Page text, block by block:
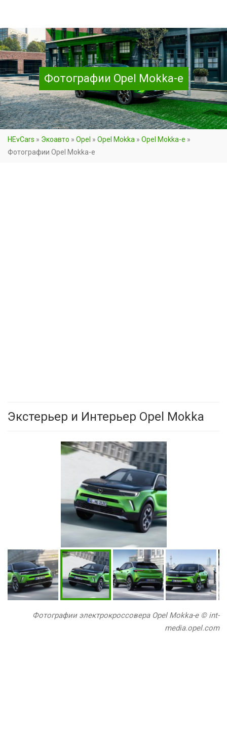
Фотографии Opel Mokka-e
HEvCars » Экоавто » Opel » Opel Mokka » Opel Mokka-e »
Фотографии Opel Mokka-e
Экстерьер и Интерьер Opel Mokka
Фотографии электрокроссовера Opel Mokka-e © int-
media.opel.com